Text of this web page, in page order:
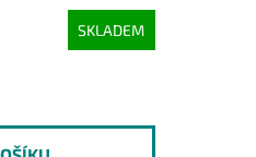
SKLADEM